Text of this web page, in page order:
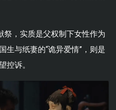
祭，实质是父权制下女性作为
生与纸妻的“诡异爱情”，则是
控诉。